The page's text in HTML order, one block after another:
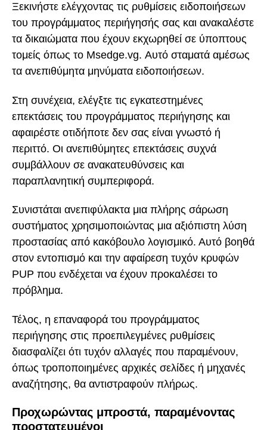
Ξεκινήστε ελέγχοντας τις ρυθμίσεις ειδοποιήσεων
του προγράμματος περιήγησής σας και ανακαλέστε
τα δικαιώματα που έχουν εκχωρηθεί σε ύποπτους
τομείς όπως το Msedge.vg. Αυτό σταματά αμέσως
τα ανεπιθύμητα μηνύματα ειδοποιήσεων.
Στη συνέχεια, ελέγξτε τις εγκατεστημένες
επεκτάσεις του προγράμματος περιήγησης και
αφαιρέστε οτιδήποτε δεν σας είναι γνωστό ή
περιττό. Οι ανεπιθύμητες επεκτάσεις συχνά
συμβάλλουν σε ανακατευθύνσεις και
παραπλανητική συμπεριφορά.
Συνιστάται ανεπιφύλακτα μια πλήρης σάρωση
συστήματος χρησιμοποιώντας μια αξιόπιστη λύση
προστασίας από κακόβουλο λογισμικό. Αυτό βοηθά
στον εντοπισμό και την αφαίρεση τυχόν κρυφών
PUP που ενδέχεται να έχουν προκαλέσει το
πρόβλημα.
Τέλος, η επαναφορά του προγράμματος
περιήγησης στις προεπιλεγμένες ρυθμίσεις
διασφαλίζει ότι τυχόν αλλαγές που παραμένουν,
όπως τροποποιημένες αρχικές σελίδες ή μηχανές
αναζήτησης, θα αντιστραφούν πλήρως.
Προχωρώντας μπροστά, παραμένοντας
προστατευμένοι